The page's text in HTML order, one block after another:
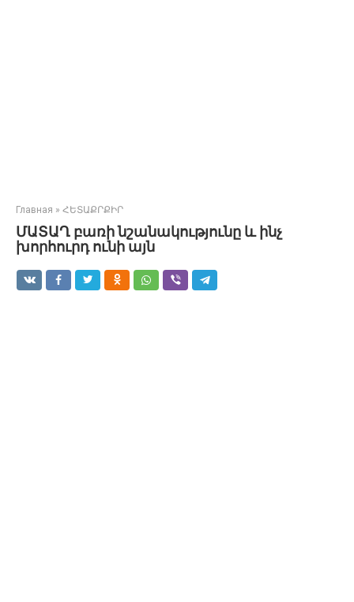
Главная » ՀԵՏԱՔՐՔԻՐ
ՄԱՏԱՂ բառի նշանակությունը և ինչ
խորհուրդ ունի այն